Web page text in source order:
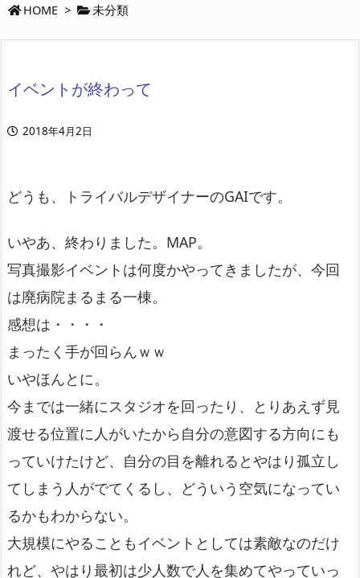
HOME > 未分類
イベントが終わって
2018年4月2日
どうも、トライバルデザイナーのGAIです。
いやあ、終わりました。MAP。
写真撮影イベントは何度かやってきましたが、今回
は廃病院まるまる一棟。
感想は・・・・
まったく手が回らんｗｗ
いやほんとに。
今までは一緒にスタジオを回ったり、とりあえず見
渡せる位置に人がいたから自分の意図する方向にも
っていけたけど、自分の目を離れるとやはり孤立し
てしまう人がでてくるし、どういう空気になってい
るかもわからない。
大規模にやることもイベントとしては素敵なのだけ
れど、やはり最初は少人数で人を集めてやっていっ